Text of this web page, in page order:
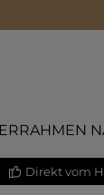
Direkt vom